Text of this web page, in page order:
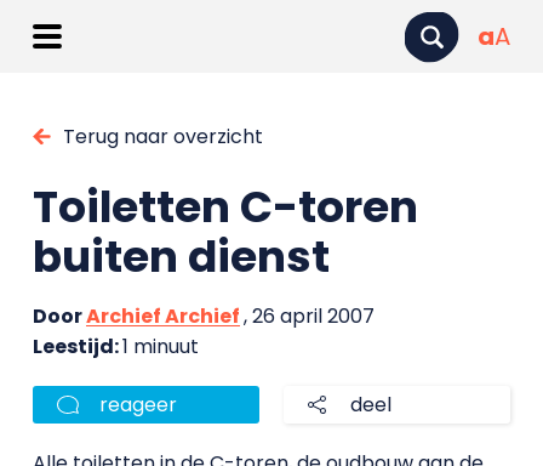
aA
Terug naar overzicht
Toiletten C-toren
buiten dienst
DoorArchief Archief, 26 april 2007
Leestijd:1 minuut
reageer deel